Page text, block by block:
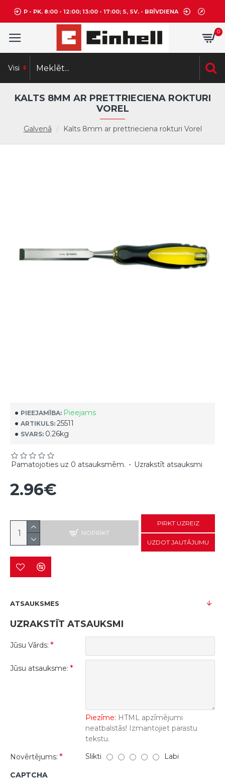
P - PK. 8:00 - 12:00; 13:00 - 17:00; S, SV. - BRĪVDIENA
0
Visi
Galvenā Kalts 8mm ar prettrieciena rokturi Vorel
KALTS 8MM AR PRETTRIECIENA ROKTURI
VOREL
PIEEJAMĪBA: Pieejams
ARTIKULS: 25511
SVARS: 0.26kg
Pamatojoties uz 0 atsauksmēm. - Uzrakstīt atsauksmi
2.96€
NOPIRKT
PIRKT UZREIZ
UZDOT JAUTĀJUMU
ATSAUKSMES
UZRAKSTĪT ATSAUKSMI
Jūsu Vārds:
Jūsu atsauksme:
Piezīme: HTML apzīmējumi
neatbalstās! Izmantojiet parastu
tekstu.
Novērtējums:
Slikti Labi
CAPTCHA